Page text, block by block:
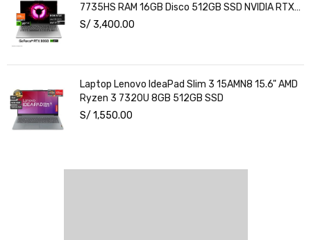
7735HS RAM 16GB Disco 512GB SSD NVIDIA RTX
3050 6GB 15.6" FHD Windows 11
S/ 3,400.00
Laptop Lenovo IdeaPad Slim 3 15AMN8 15.6" AMD
Ryzen 3 7320U 8GB 512GB SSD
S/ 1,550.00